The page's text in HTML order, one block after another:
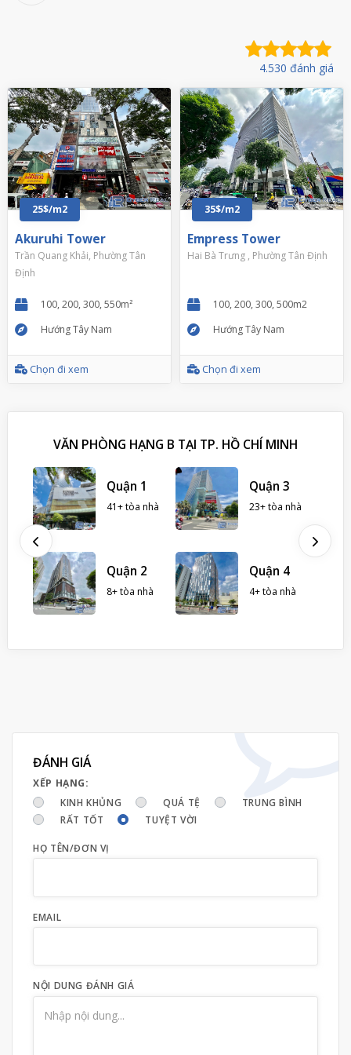
4.530 đánh giá
25$/m2
Akuruhi Tower
Trần Quang Khải, Phường Tân
Định
100, 200, 300, 550m²
Hướng Tây Nam
Chọn đi xem
35$/m2
Empress Tower
Hai Bà Trưng , Phường Tân Định
100, 200, 300, 500m2
Hướng Tây Nam
Chọn đi xem
VĂN PHÒNG HẠNG B TẠI TP. HỒ CHÍ MINH
Quận 1
41+ tòa nhà
Quận 2
8+ tòa nhà
Quận 3
23+ tòa nhà
Quận 4
4+ tòa nhà
ĐÁNH GIÁ
XẾP HẠNG:
KINH KHỦNG
QUÁ TỆ
TRUNG BÌNH
RẤT TỐT
TUYỆT VỜI
HỌ TÊN/ĐƠN VỊ
EMAIL
NỘI DUNG ĐÁNH GIÁ